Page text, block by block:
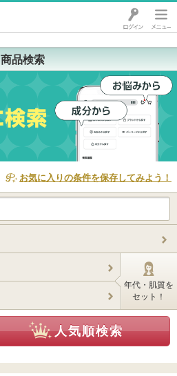
商品検索
お気に入りの条件を保存してみよう！
年代・肌質を
セット！